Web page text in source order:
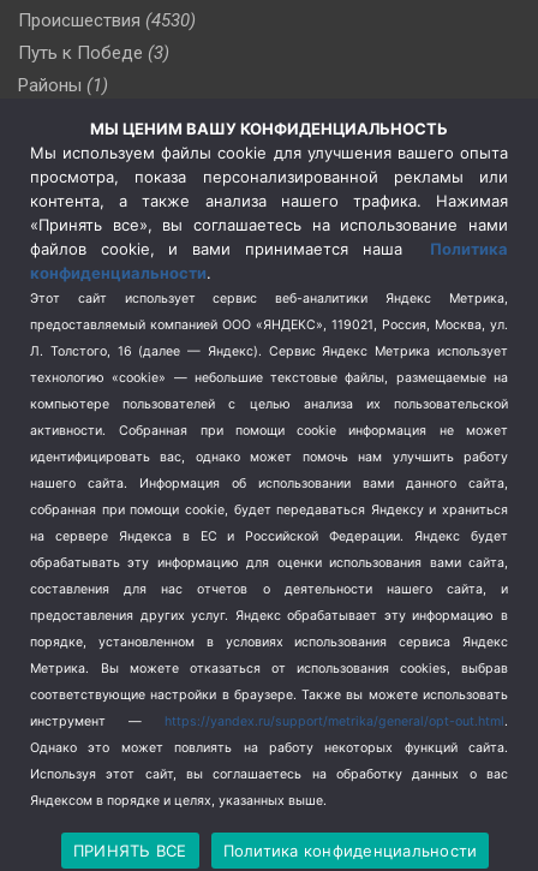
Происшествия (4530)
Путь к Победе (3)
Районы (1)
(510)
Сельское хозяйство (3)
Социальная политика
(3)
Спецоперация в Украине
Спецоперация на Украине
(404)
Спорт (740)
Терроризм (1)
Транспорт (262)
Туризм (178)
Флот (76)
Школа и спорт (2)
Экология (8)
Экономика (1172)
Copyright © 2026
Политика конфиденциальности
МЫ ЦЕНИМ ВАШУ КОНФИДЕНЦИАЛЬНОСТЬ
Мы используем файлы cookie для улучшения вашего опыта
просмотра, показа персонализированной рекламы или
контента, а также анализа нашего трафика. Нажимая
«Принять все», вы соглашаетесь на использование нами
файлов cookie, и вами принимается наша Политика
конфиденциальности.
Этот сайт использует сервис веб-аналитики Яндекс Метрика,
предоставляемый компанией ООО «ЯНДЕКС», 119021, Россия, Москва, ул.
Л. Толстого, 16 (далее — Яндекс). Сервис Яндекс Метрика использует
технологию «cookie» — небольшие текстовые файлы, размещаемые на
компьютере пользователей с целью анализа их пользовательской
активности.
Собранная при помощи cookie информация не может
идентифицировать вас, однако может помочь нам улучшить работу
нашего сайта. Информация об использовании вами данного сайта,
собранная при помощи cookie, будет передаваться Яндексу и храниться
на сервере Яндекса в ЕС и Российской Федерации. Яндекс будет
обрабатывать эту информацию для оценки использования вами сайта,
составления для нас отчетов о деятельности нашего сайта, и
предоставления других услуг. Яндекс обрабатывает эту информацию в
порядке, установленном в условиях использования сервиса Яндекс
Метрика.
Вы можете отказаться от использования cookies, выбрав
соответствующие настройки в браузере. Также вы можете использовать
инструмент — https://yandex.ru/support/metrika/general/opt-out.html.
Однако это может повлиять на работу некоторых функций сайта.
Используя этот сайт, вы соглашаетесь на обработку данных о вас
Яндексом в порядке и целях, указанных выше.
ПРИНЯТЬ ВСЕ Политика конфиденциальности